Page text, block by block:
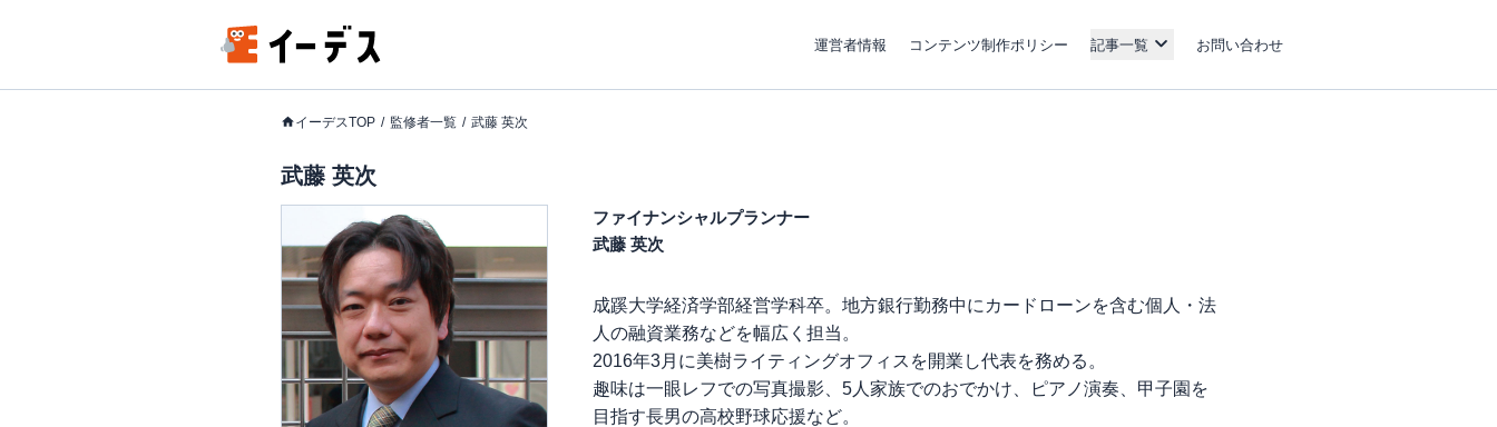
運営者情報 コンテンツ制作ポリシー 記事一覧 お問い合わせ
イーデスTOP 監修者一覧 武藤 英次
武藤 英次
ファイナンシャルプランナー
武藤 英次
成蹊大学経済学部経営学科卒。地方銀行勤務中にカードローンを含む個人・法
人の融資業務などを幅広く担当。
2016年3月に美樹ライティングオフィスを開業し代表を務める。
趣味は一眼レフでの写真撮影、5人家族でのおでかけ、ピアノ演奏、甲子園を
目指す長男の高校野球応援など。